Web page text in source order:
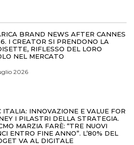
BRAND NEWS AFTER CANNES
I CREATOR SI PRENDONO LA
RIFLESSO DEL LORO
NEL MERCATO
2026
ITALIA: INNOVAZIONE E VALUE FOR
I PILASTRI DELLA STRATEGIA.
MARZIA FARÈ: “TRE NUOVI
ENTRO FINE ANNO”. L’80% DEL
VA AL DIGITALE